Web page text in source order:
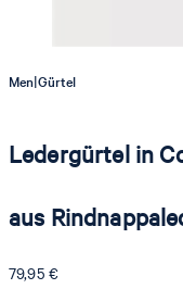
Men|Gürtel
Ledergürtel in
aus
79,95 €